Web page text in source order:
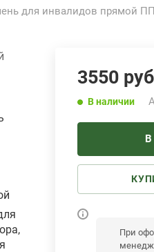
для инвалидов прямой
3550
В наличии
При